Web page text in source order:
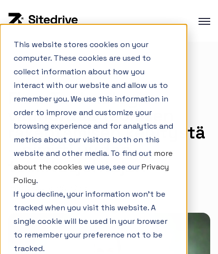
This website stores cookies on your
computer. These cookies are used to
collect information about how you
interact with our website and allow us to
remember you. We use this information in
order to improve and customize your
browsing experience and for analytics and
metrics about our visitors both on this
website and other media. To find out more
about the cookies we use, see ourPrivacy
Policy.
If you decline, your information won’t be
tracked when you visit this website. A
single cookie will be used in your browser
to remember your preference not to be
tracked.
Tuote-esittely
Tuotannon hallinta
Hankesalkun hallinta
Integraatiot
Interaktiivinen demo
Referenssit
Artikkelit
Opas tahtituotantoon
Versiohistoria
Uutiset
Flow Technologies
vauhdittaa teollisen
rakentamisen kehitystä
– nimitti uuden
toimitusjohtajan
maaliskuuta 26, 2025